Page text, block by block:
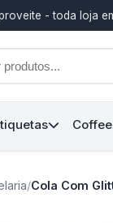
- toda loja
/Cola Com